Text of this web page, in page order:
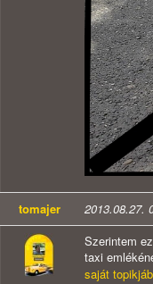
tomajer 2013.08.27.
Szerintem
taxi
saját